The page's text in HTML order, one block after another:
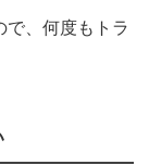
で、何度もトラ